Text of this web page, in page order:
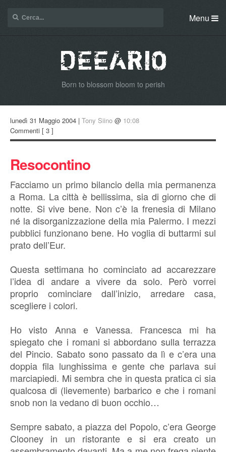
Menu
Born to blossom bloom to perish
lunedì 31 Maggio 2004 | Tony Siino @ 10:08
Commenti [ 3 ]
Resocontino
Facciamo un primo bilancio della mia permanenza
a Roma. La città è bellissima, sia di giorno che di
notte. Si vive bene. Non c’è la frenesia di Milano
né la disorganizzazione della mia Palermo. I mezzi
pubblici funzionano bene. Ho voglia di buttarmi sul
prato dell’Eur.
Questa settimana ho cominciato ad accarezzare
l’idea di andare a vivere da solo. Però vorrei
proprio cominciare dall’inizio, arredare casa,
scegliere i colori.
Ho visto Anna e Vanessa. Francesca mi ha
spiegato che i romani si abbordano sulla terrazza
del Pincio. Sabato sono passato da lì e c’era una
doppia fila lunghissima e gente che parlava sui
marciapiedi. Mi sembra che in questa pratica ci sia
qualcosa di (lievemente) barbarico e che i romani
snob non la vedano di buon occhio…
Sempre sabato, a piazza del Popolo, c’era George
Clooney in un ristorante e si era creato un